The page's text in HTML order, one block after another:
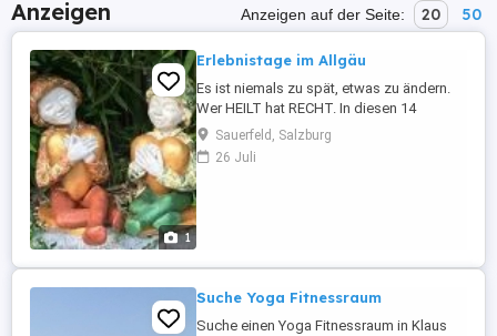
Anzeigen Anzeigen auf der Seite: 20 50
1
Erlebnistage im Allgäu
Es ist niemals zu spät, etwas zu ändern.
Wer HEILT hat RECHT. In diesen 14
Erlebnistagen inmitten der Natur, ist
genügend Zeit, um sich selbst besser
kennenzulernen und ganz gezielt auf
Sauerfeld, Salzburg
26 Juli
Suche Yoga Fitnessraum
Suche einen Yoga Fitnessraum in Klaus